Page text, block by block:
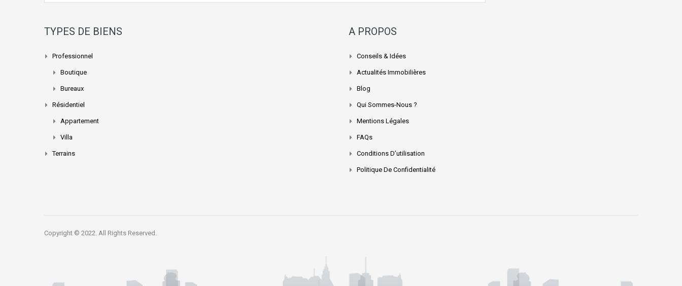
TYPES DE BIENS
Professionnel
Boutique
Bureaux
Résidentiel
Appartement
Villa
Terrains
A PROPOS
Conseils & Idées
Actualités Immobilières
Blog
Qui Sommes-Nous ?
Mentions Légales
FAQs
Conditions D’utilisation
Politique De Confidentialité
Copyright © 2022. All Rights Reserved.